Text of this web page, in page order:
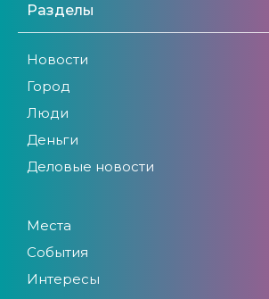
Разделы
Новости
Город
Люди
Деньги
Деловые новости
Места
События
Интересы